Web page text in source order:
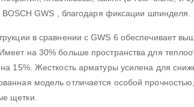
GWS , благодаря фиксации шпинделя.
в сравнении с GWS 6 обеспечивает
на 30% больше пространства для
на 15%. Жесткость арматуры усилена для
модель отличается особой
щетки.